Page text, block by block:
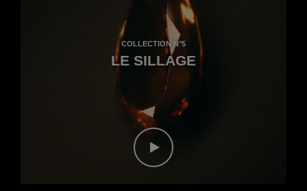
COLLECTION N°5
LE SILLAGE
Regarder le film - Le film Savoir-